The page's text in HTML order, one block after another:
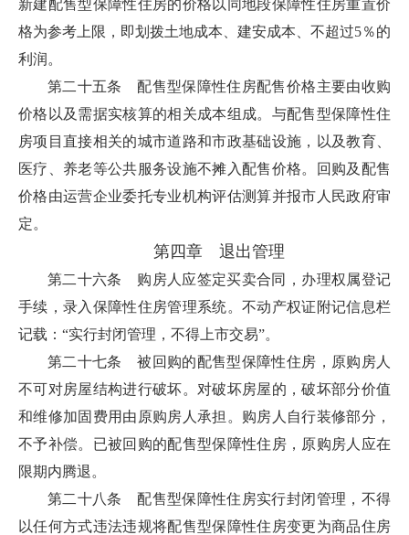
新建配售型保障性住房的价格以同地段保障性住房重置价
格为参考上限，即划拨土地成本、建安成本、不超过5％的
利润。
第二十五条 配售型保障性住房配售价格主要由收购
价格以及需据实核算的相关成本组成。与配售型保障性住
房项目直接相关的城市道路和市政基础设施，以及教育、
医疗、养老等公共服务设施不摊入配售价格。回购及配售
价格由运营企业委托专业机构评估测算并报市人民政府审
定。
第四章 退出管理
第二十六条 购房人应签定买卖合同，办理权属登记
手续，录入保障性住房管理系统。不动产权证附记信息栏
记载：“实行封闭管理，不得上市交易”。
第二十七条 被回购的配售型保障性住房，原购房人
不可对房屋结构进行破坏。对破坏房屋的，破坏部分价值
和维修加固费用由原购房人承担。购房人自行装修部分，
不予补偿。已被回购的配售型保障性住房，原购房人应在
限期内腾退。
第二十八条 配售型保障性住房实行封闭管理，不得
以任何方式违法违规将配售型保障性住房变更为商品住房